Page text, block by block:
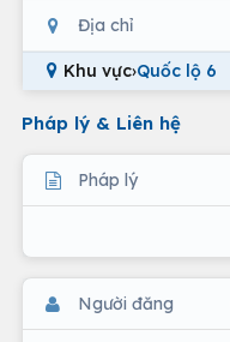
Địa chỉ
Khu vực›Quốc lộ 6
Pháp lý & Liên hệ
Pháp lý
Người đăng